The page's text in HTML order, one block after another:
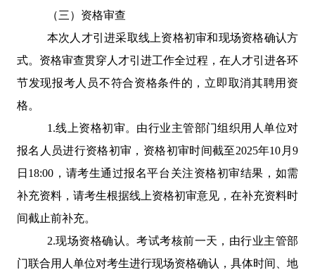
（三）资格审查
本次人才引进采取线上资格初审和现场资格确认方
式。资格审查贯穿人才引进工作全过程，在人才引进各环
节发现报考人员不符合资格条件的，立即取消其聘用资
格。
1.线上资格初审。由行业主管部门组织用人单位对
报名人员进行资格初审，资格初审时间截至2025年10 月9
日 18:00 ，请考生通过报名平台关注资格初审结果，如需
补充资料，请考生根据线上资格初审意见，在补充资料时
间截止前补充。
2.现场资格确认。考试考核前一天，由行业主管部
门联合用人单位对考生进行现场资格确认，具体时间、地